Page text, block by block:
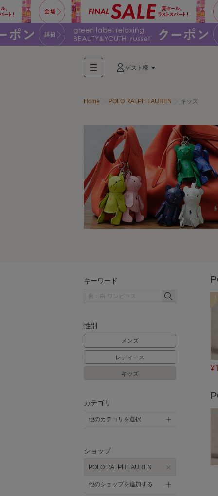
ゲスト様
Home POLO RALPH LAUREN キッズ
1
キーワード
性別
メンズ
レディース
キッズ
カテゴリ
他のカテゴリを選択
ショップ
POLO RALPH LAUREN
他のショップを追加する